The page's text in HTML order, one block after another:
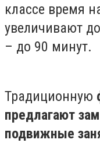
классе время
увеличивают
– до 90 минут.
Традиционную
предлагают
подвижные